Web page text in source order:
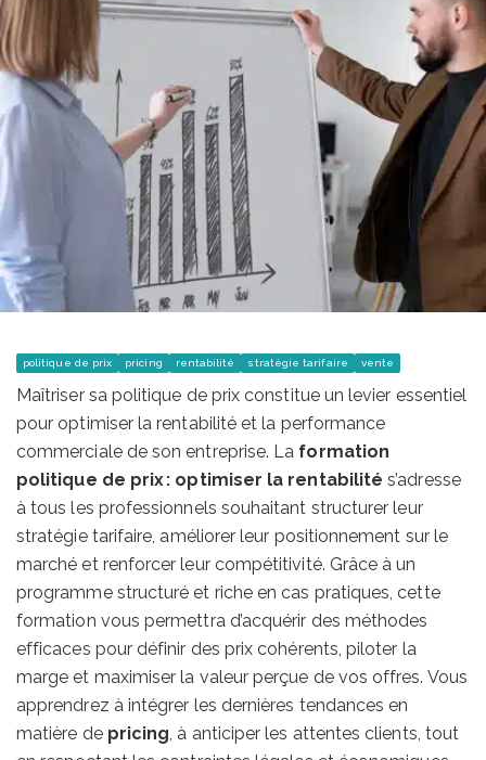
politique de prix pricing rentabilité stratégie tarifaire vente
Maîtriser sa politique de prix constitue un levier essentiel
pour optimiser la rentabilité et la performance
commerciale de son entreprise. La formation
politique de prix : optimiser la rentabilité s’adresse
à tous les professionnels souhaitant structurer leur
stratégie tarifaire, améliorer leur positionnement sur le
marché et renforcer leur compétitivité. Grâce à un
programme structuré et riche en cas pratiques, cette
formation vous permettra d’acquérir des méthodes
efficaces pour définir des prix cohérents, piloter la
marge et maximiser la valeur perçue de vos offres. Vous
apprendrez à intégrer les dernières tendances en
matière de pricing, à anticiper les attentes clients, tout